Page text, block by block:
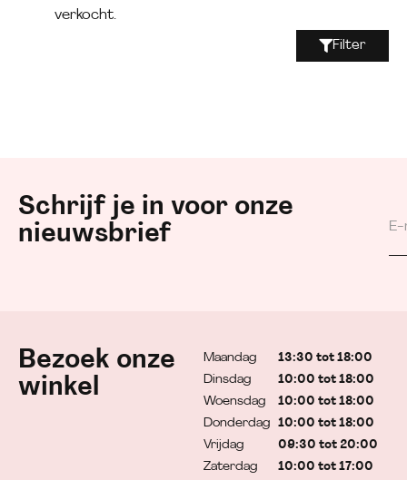
verkocht.
Filter
Schrijf je in voor onze
nieuwsbrief
Bezoek onze
winkel
Maandag
Dinsdag
Woensdag
Donderdag
Vrijdag
Zaterdag
13:30 tot 18:00
10:00 tot 18:00
10:00 tot 18:00
10:00 tot 18:00
09:30 tot 20:00
10:00 tot 17:00